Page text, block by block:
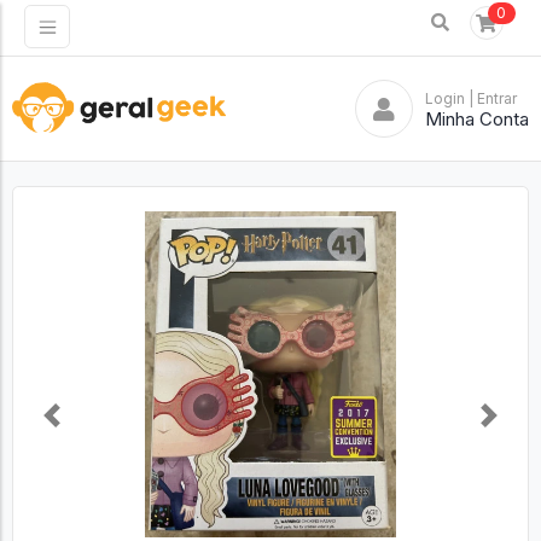
0
Login | Entrar
Minha Conta
Previous Next